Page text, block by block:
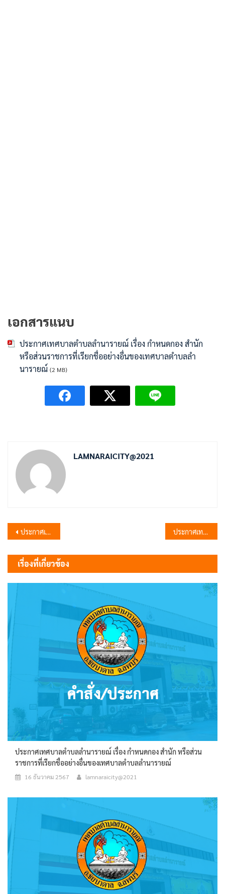
เอกสารแนบ
ประกาศเทศบาลตำบลลำนารายณ์ เรื่อง กำหนดกอง สำนัก
หรือส่วนราชการที่เรียกชื่ออย่างอื่นของเทศบาลตำบลลำ
นารายณ์ (2 MB)
LAMNARAICITY@2021
แนะแนว
เรื่อง
ประกาศเทศบาลตำบลลำนารายณ์ เรื่อง ประกาศใช้แผนพัฒนาบุคลากร 3 ปี ประจำปีงบประมาณ พ.ศ. 2567 – 2569 ของเทศบาลตำบลลำนารายณ์ ประกาศเทศบาลตำบลลำนารายณ์ เรื่อง ประกาศใช้แผนอัตรากำลัง 3 ปี ประจำปีงบประมาณ พ.ศ. 2567 – 2569 ของเทศบาลตำบลลำนารายณ์
เรื่องที่เกี่ยวข้อง
ประกาศเทศบาลตำบลลำนารายณ์ เรื่อง กำหนดกอง สำนัก หรือส่วน
ราชการที่เรียกชื่ออย่างอื่นของเทศบาลตำบลลำนารายณ์
16 ธันวาคม 2567 lamnaraicity@2021